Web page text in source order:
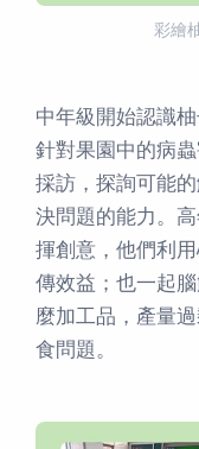
彩繪
中年級開始認識
針對果園中的病
採訪，探詢可能
決問題的能力。
揮創意，他們利
傳效益；也一起
麼加工品，產量
食問題。